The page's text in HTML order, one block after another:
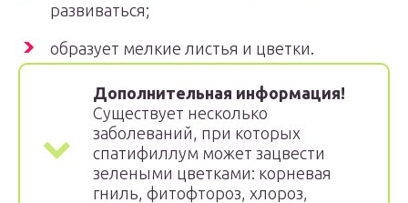
развиваться;
образует мелкие листья и цветки.
Дополнительная информация!
Существует несколько
заболеваний, при которых
спатифиллум может зацвести
зелеными цветками: корневая
гниль, фитофтороз, хлороз,